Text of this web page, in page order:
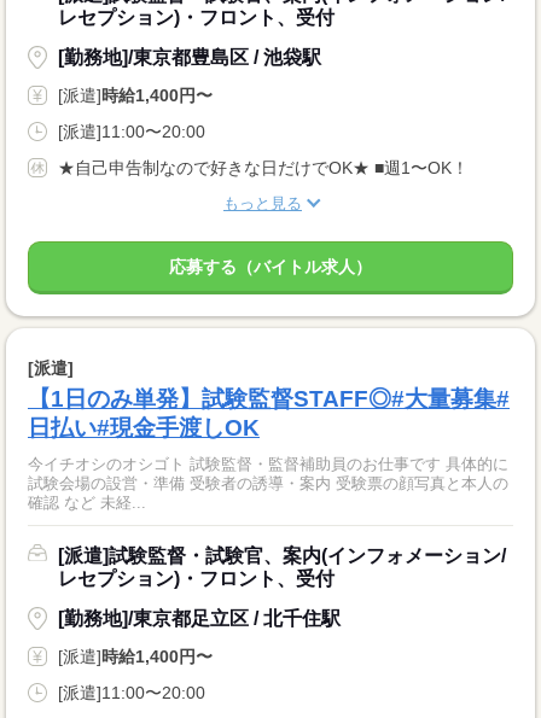
レセプション)・フロント、受付
[勤務地]/東京都豊島区 / 池袋駅
[派遣]時給1,400円〜
[派遣]11:00〜20:00
★自己申告制なので好きな日だけでOK★ ■週1〜OK！
もっと見る
応募する（バイトル求人）
[派遣]
【1日のみ単発】試験監督STAFF◎#大量募集#
日払い#現金手渡しOK
今イチオシのオシゴト 試験監督・監督補助員のお仕事です 具体的に
試験会場の設営・準備 受験者の誘導・案内 受験票の顔写真と本人の
確認 など 未経...
[派遣]試験監督・試験官、案内(インフォメーション/
レセプション)・フロント、受付
[勤務地]/東京都足立区 / 北千住駅
[派遣]時給1,400円〜
[派遣]11:00〜20:00